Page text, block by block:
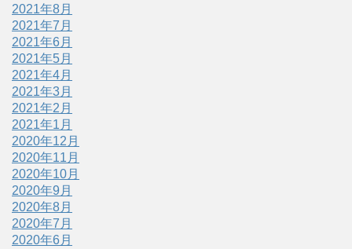
2021年8月
2021年7月
2021年6月
2021年5月
2021年4月
2021年3月
2021年2月
2021年1月
2020年12月
2020年11月
2020年10月
2020年9月
2020年8月
2020年7月
2020年6月